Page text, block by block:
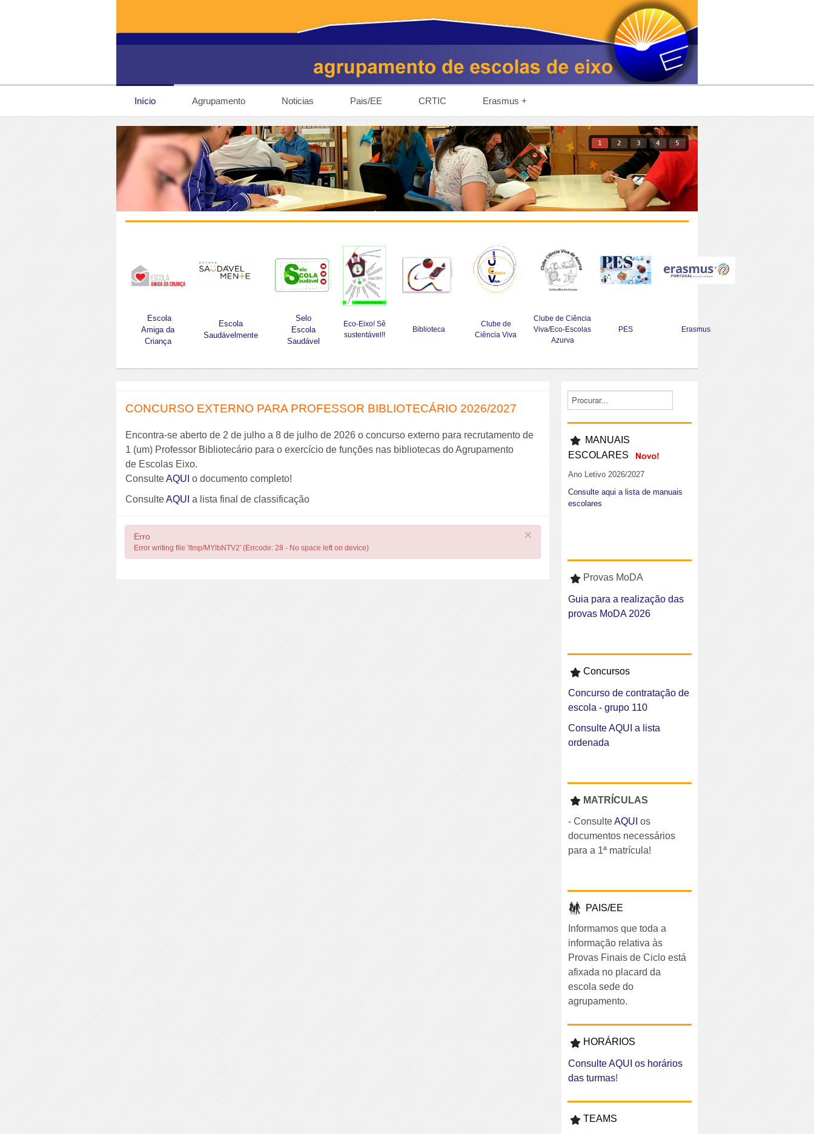
Início Agrupamento Noticias Pais/EE CRTIC Erasmus +
1 2 3 4 5
Escola
Amiga da
Criança
Escola
Saudávelmente
Selo
Escola
Saudável
Eco-Eixo! Sê
sustentável!!
Biblioteca
Clube de
Ciência Viva
Clube de Ciência
Viva/Eco-Escolas
Azurva
PES Erasmus
CONCURSO EXTERNO PARA PROFESSOR BIBLIOTECÁRIO 2026/2027
Encontra-se aberto de 2 de julho a 8 de julho de 2026 o concurso externo para recrutamento de
1 (um) Professor Bibliotecário para o exercício de funções nas bibliotecas do Agrupamento
de Escolas Eixo.
ConsulteAQUI o documento completo!
ConsulteAQUI a lista final de classificação
×
Erro
Error writing file '/tmp/MYlbNTV2' (Errcode: 28 - No space left on device)
MANUAIS
ESCOLARES
Ano Letivo 2026/2027
Consulte aqui a lista de manuais
escolares
Provas MoDA
Guia para a realização das
provas MoDA 2026
Concursos
Concurso de contratação de
escola - grupo 110
Consulte AQUI a lista
ordenada
MATRÍCULAS
- ConsulteAQUI os
documentos necessários
para a 1ª matrícula!
PAIS/EE
Informamos que toda a
informação relativa às
Provas Finais de Ciclo está
afixada no placard da
escola sede do
agrupamento.
HORÁRIOS
Consulte AQUI os horários
das turmas!
TEAMS